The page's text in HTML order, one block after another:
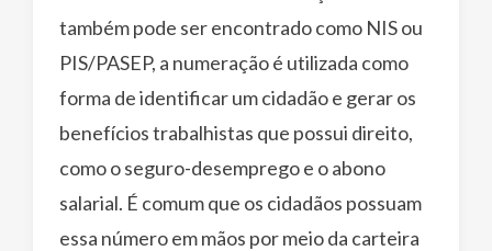
também pode ser encontrado como NIS ou
PIS/PASEP, a numeração é utilizada como
forma de identificar um cidadão e gerar os
benefícios trabalhistas que possui direito,
como o seguro-desemprego e o abono
salarial. É comum que os cidadãos possuam
essa número em mãos por meio da carteira